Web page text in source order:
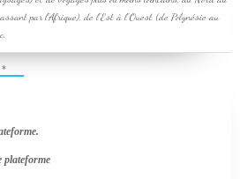
par l'Afrique), de l'Est à l'Ouest (de Polynésie au
*
plateforme